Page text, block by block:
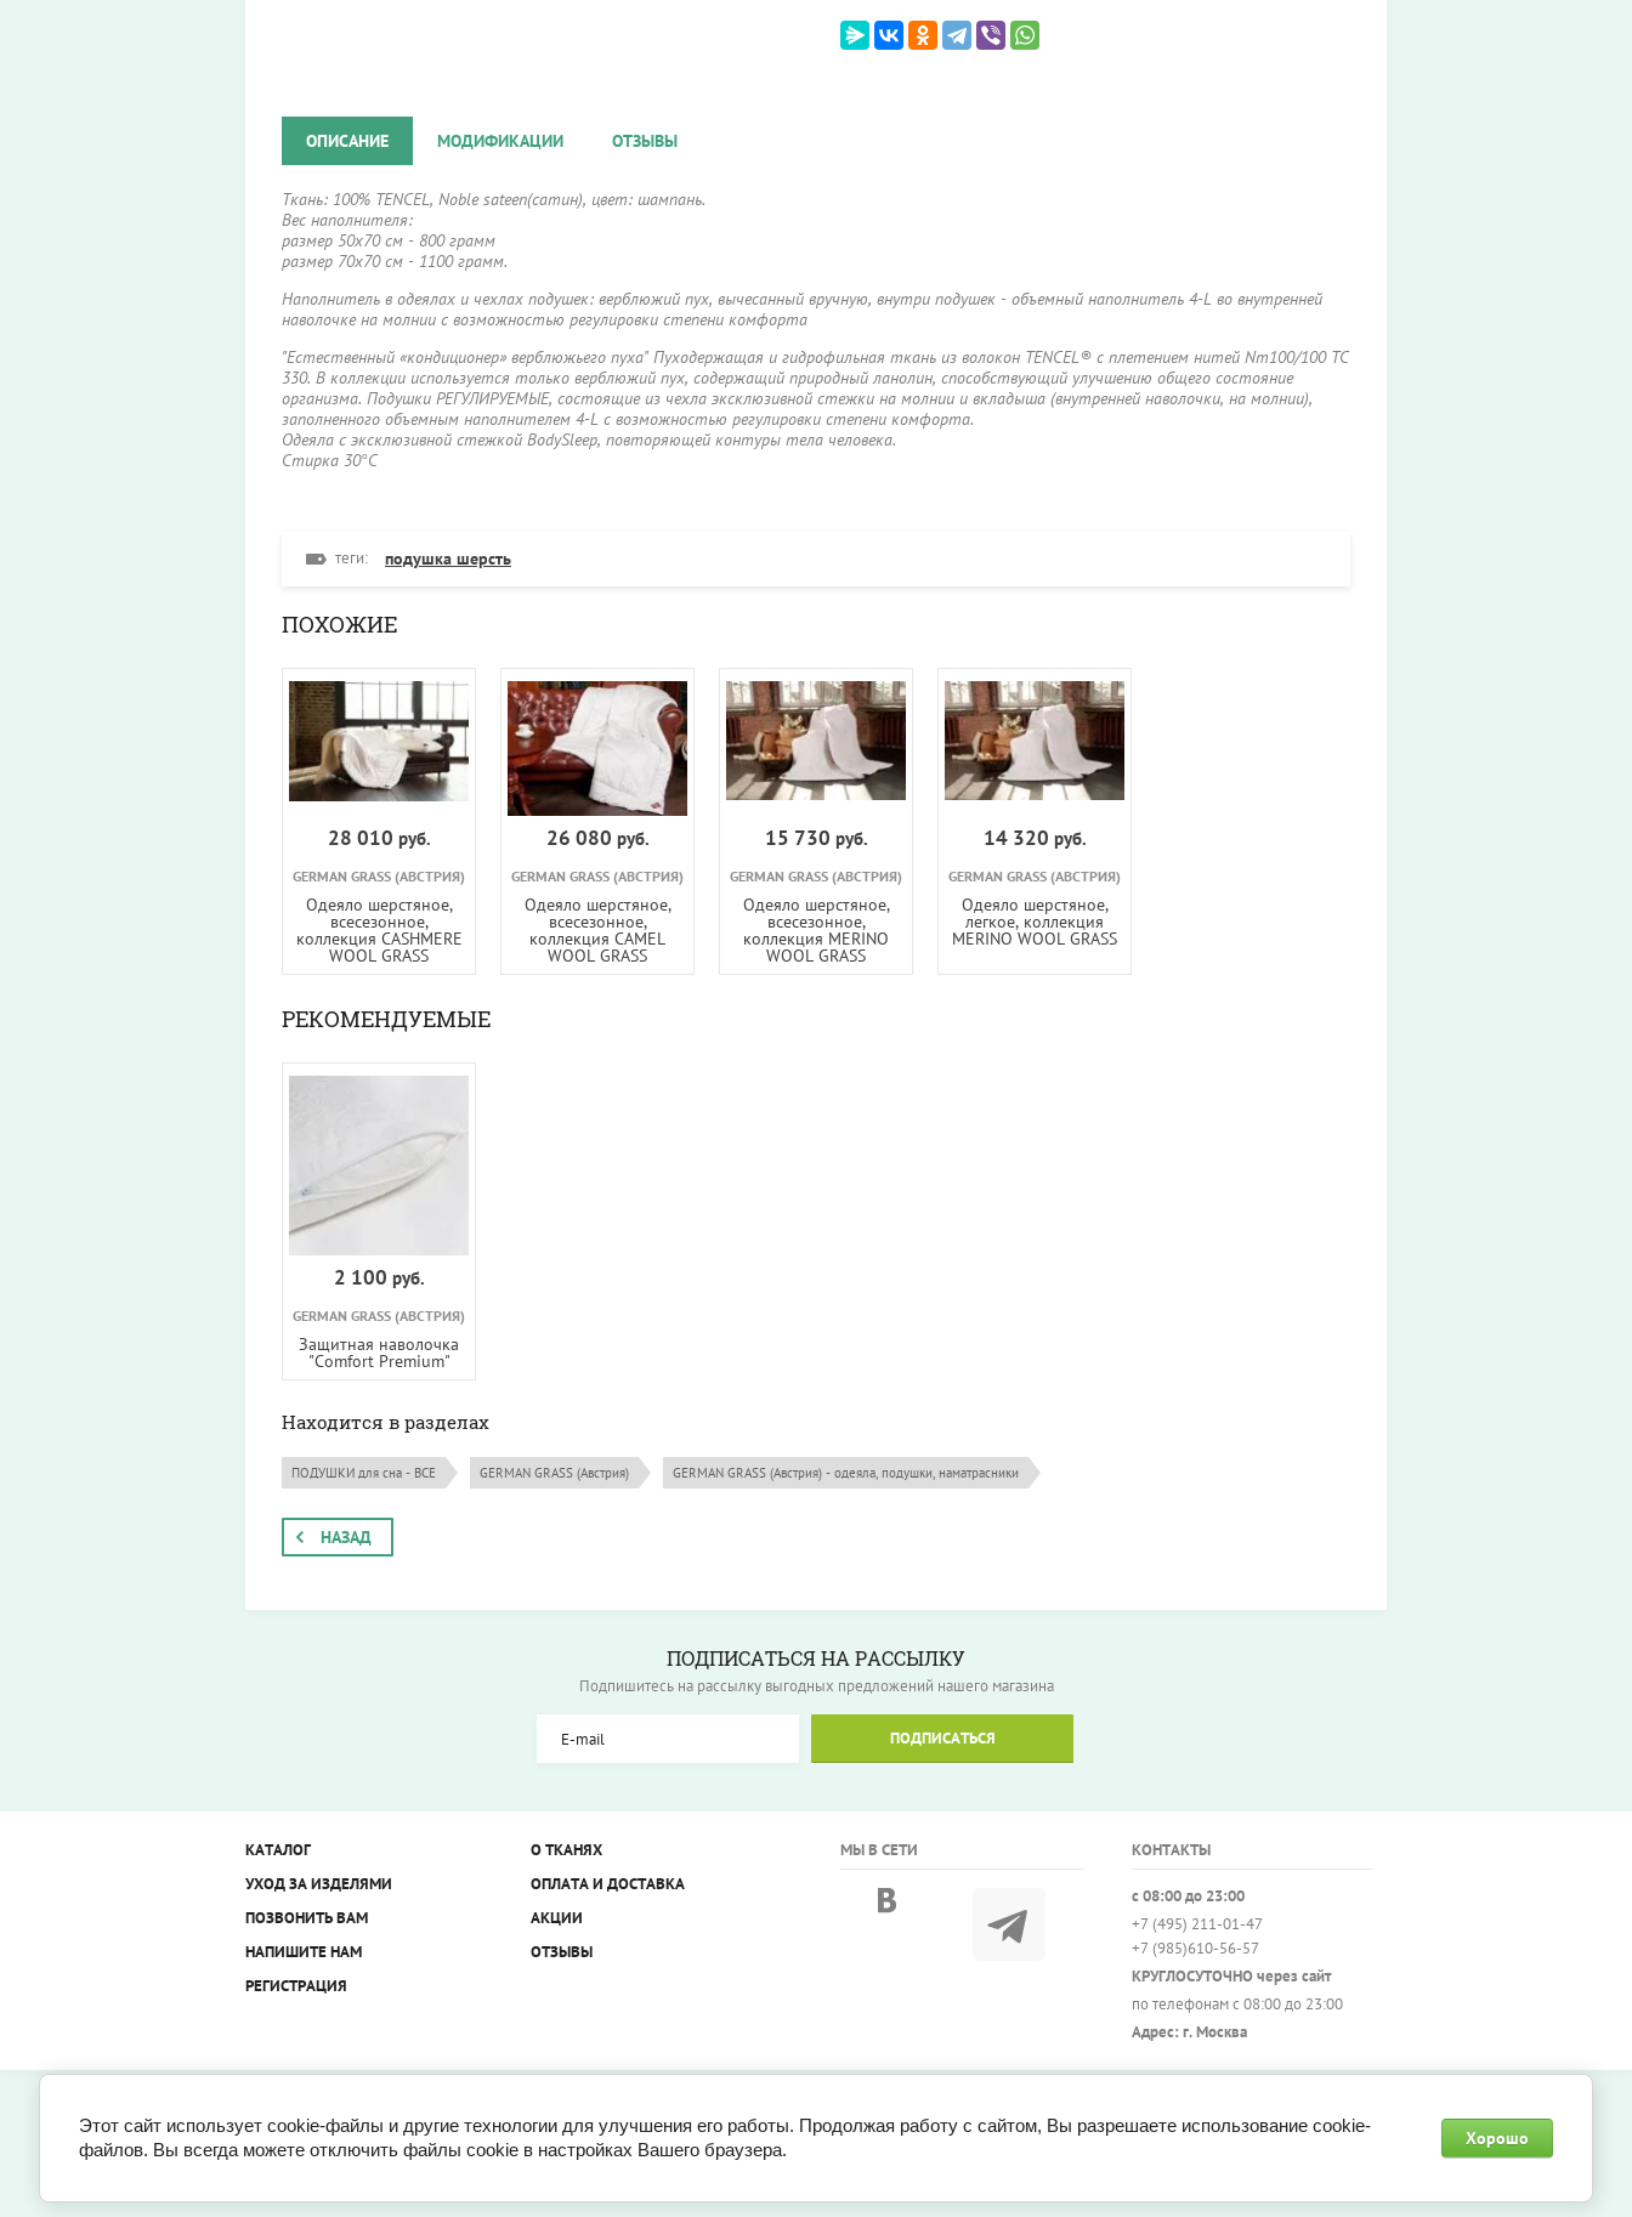
ОПИСАНИЕ МОДИФИКАЦИИ ОТЗЫВЫ
Ткань: 100% TENCEL, Noble sateen(сатин), цвет: шампань.
Вес наполнителя:
размер 50х70 см - 800 грамм
размер 70х70 см - 1100 грамм.
Наполнитель в одеялах и чехлах подушек: верблюжий пух, вычесанный вручную, внутри подушек - объемный наполнитель 4-L во внутренней
наволочке на молнии с возможностью регулировки степени комфорта
"Естественный «кондиционер» верблюжьего пуха" Пуходержащая и гидрофильная ткань из волокон TENCEL® с плетением нитей Nm100/100 TC
330. В коллекции используется только верблюжий пух, содержащий природный ланолин, способствующий улучшению общего состояние
организма. Подушки РЕГУЛИРУЕМЫЕ, состоящие из чехла эксклюзивной стежки на молнии и вкладыша (внутренней наволочки, на молнии),
заполненного объемным наполнителем 4-L с возможностью регулировки степени комфорта.
Одеяла с эксклюзивной стежкой BodySleep, повторяющей контуры тела человека.
Стирка 30°С
теги: подушка шерсть
ПОХОЖИЕ
28 010 руб.
GERMAN GRASS (АВСТРИЯ)
Одеяло шерстяное,
всесезонное,
коллекция CASHMERE
WOOL GRASS
26 080 руб.
GERMAN GRASS (АВСТРИЯ)
Одеяло шерстяное,
всесезонное,
коллекция CAMEL
WOOL GRASS
15 730 руб.
GERMAN GRASS (АВСТРИЯ)
Одеяло шерстяное,
всесезонное,
коллекция MERINO
WOOL GRASS
14 320 руб.
GERMAN GRASS (АВСТРИЯ)
Одеяло шерстяное,
легкое, коллекция
MERINO WOOL GRASS
РЕКОМЕНДУЕМЫЕ
2 100 руб.
GERMAN GRASS (АВСТРИЯ)
Защитная наволочка
"Comfort Premium"
Находится в разделах
ПОДУШКИ для сна - ВСЕ GERMAN GRASS (Австрия) GERMAN GRASS (Австрия) - одеяла, подушки, наматрасники
НАЗАД
ПОДПИСАТЬСЯ НА РАССЫЛКУ
Подпишитесь на рассылку выгодных предложений нашего магазина
ПОДПИСАТЬСЯ
КАТАЛОГ
О ТКАНЯХ
УХОД ЗА ИЗДЕЛЯМИ
ОПЛАТА И ДОСТАВКА
ПОЗВОНИТЬ ВАМ
АКЦИИ
НАПИШИТЕ НАМ
ОТЗЫВЫ
РЕГИСТРАЦИЯ
МЫ В СЕТИ КОНТАКТЫ
с 08:00 до 23:00
+7 (495) 211-01-47
+7 (985)610-56-57
КРУГЛОСУТОЧНО через сайт
по телефонам с 08:00 до 23:00
Адрес: г. Москва
www.satin-comfort.ru
Этот сайт использует cookie-файлы и другие технологии для улучшения его работы. Продолжая работу с сайтом, Вы разрешаете использование cookie-
файлов. Вы всегда можете отключить файлы cookie в настройках Вашего браузера.
Хорошо